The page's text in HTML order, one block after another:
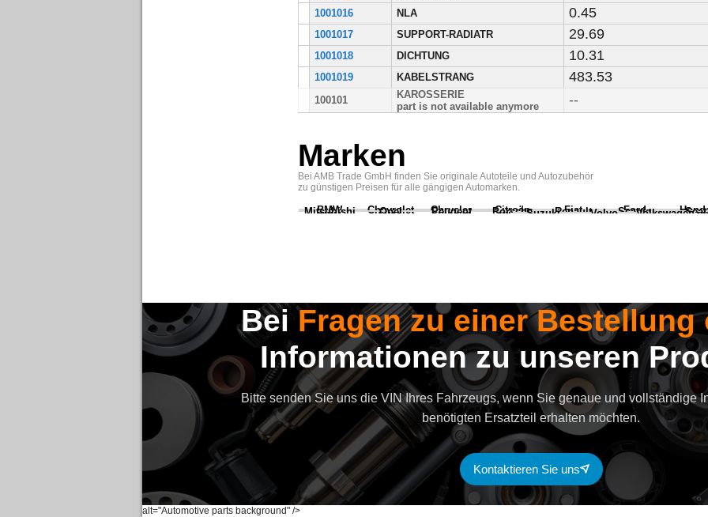
1001016 NLA 0.45
1001017 SUPPORT-RADIATR 29.69
1001018 DICHTUNG 10.31
1001019 KABELSTRANG 483.53
100101
KAROSSERIE
part is not available anymore
--
Marken
Bei AMB Trade GmbH finden Sie originale Autoteile und Autozubehör
zu günstigen Preisen für alle gängigen Automarken.
BMW Chevrolet Chrysler Citroën Fiat Ford
Mitsubishi Opel Peugeot Porsche Renault Scania Seat
Suzuki Volvo Volkswagen
alt="Automotive parts background" />
BeiFragen zu einer Bestellung
Informationen zu unseren
Bitte senden Sie uns die VIN Ihres Fahrzeugs, wenn Sie genaue und vollständige
benötigten Ersatzteil erhalten möchten.
Kontaktieren Sie uns